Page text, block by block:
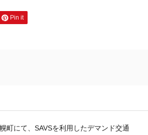
Pin it
町にて、SAVSを利用したデマンド交通